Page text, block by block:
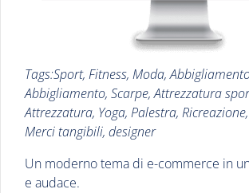
Tags:Sport, Fitness, Moda,
Abbigliamento, Scarpe, Attrezzatura
Attrezzatura, Yoga, Palestra,
Merci tangibili, designer
Un moderno tema di e-commerce in
e audace.